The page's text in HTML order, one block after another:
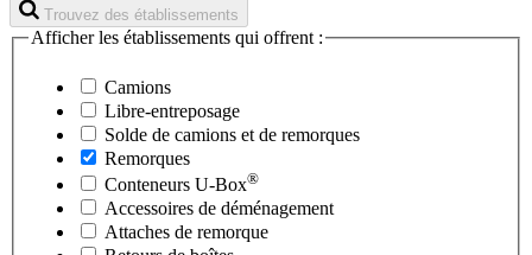
Trouvez des établissements
Afficher les établissements qui offrent :
Camions
Libre-entreposage
Solde de camions et de remorques
Remorques
Conteneurs U-Box®
Accessoires de déménagement
Attaches de remorque